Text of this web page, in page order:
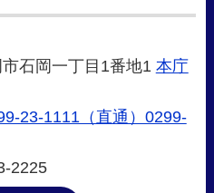
石岡一丁目1番地1 本庁
23-1111（直通）0299-
2225